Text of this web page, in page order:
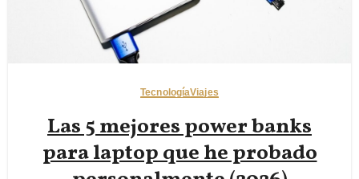
TecnologíaViajes
Las 5 mejores power banks
para laptop que he probado